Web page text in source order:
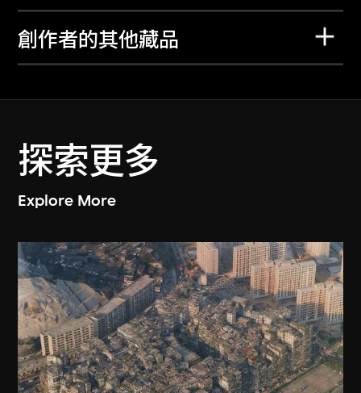
創作者的其他藏品
探索更多
Explore More